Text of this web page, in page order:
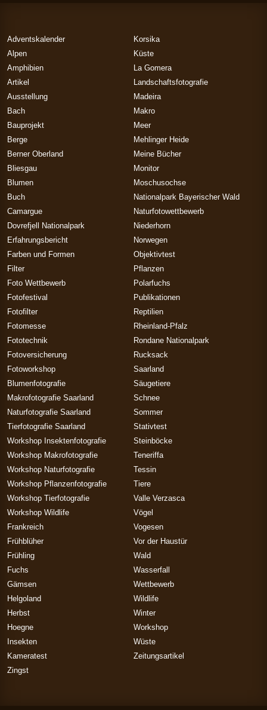
Adventskalender
Alpen
Amphibien
Artikel
Ausstellung
Bach
Bauprojekt
Berge
Berner Oberland
Bliesgau
Blumen
Buch
Camargue
Dovrefjell Nationalpark
Erfahrungsbericht
Farben und Formen
Filter
Foto Wettbewerb
Fotofestival
Fotofilter
Fotomesse
Fototechnik
Fotoversicherung
Fotoworkshop
Blumenfotografie
Makrofotografie Saarland
Naturfotografie Saarland
Tierfotografie Saarland
Workshop Insektenfotografie
Workshop Makrofotografie
Workshop Naturfotografie
Workshop Pflanzenfotografie
Workshop Tierfotografie
Workshop Wildlife
Frankreich
Frühblüher
Frühling
Fuchs
Gämsen
Helgoland
Herbst
Hoegne
Insekten
Kameratest
Korsika
Küste
La Gomera
Landschaftsfotografie
Madeira
Makro
Meer
Mehlinger Heide
Meine Bücher
Monitor
Moschusochse
Nationalpark Bayerischer Wald
Naturfotowettbewerb
Niederhorn
Norwegen
Objektivtest
Pflanzen
Polarfuchs
Publikationen
Reptilien
Rheinland-Pfalz
Rondane Nationalpark
Rucksack
Saarland
Säugetiere
Schnee
Sommer
Stativtest
Steinböcke
Teneriffa
Tessin
Tiere
Valle Verzasca
Vögel
Vogesen
Vor der Haustür
Wald
Wasserfall
Wettbewerb
Wildlife
Winter
Workshop
Wüste
Zeitungsartikel
Zingst